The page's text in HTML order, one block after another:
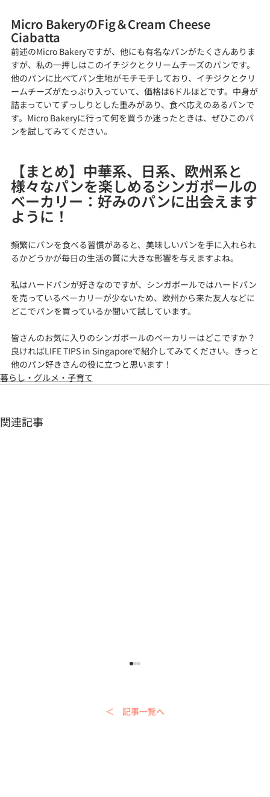
Micro BakeryのFig＆Cream Cheese
Ciabatta
前述のMicro Bakeryですが、他にも有名なパンがたくさんありま
すが、私の一押しはこのイチジクとクリームチーズのパンです。
他のパンに比べてパン生地がモチモチしており、イチジクとクリ
ームチーズがたっぷり入っていて、価格は6ドルほどです。中身が
詰まっていてずっしりとした重みがあり、食べ応えのあるパンで
す。Micro Bakeryに行って何を買うか迷ったときは、ぜひこのパ
ンを試してみてください。
【まとめ】中華系、日系、欧州系と
様々なパンを楽しめるシンガポールの
ベーカリー：好みのパンに出会えます
ように！
頻繁にパンを食べる習慣があると、美味しいパンを手に入れられ
るかどうかが毎日の生活の質に大きな影響を与えますよね。
私はハードパンが好きなのですが、シンガポールではハードパン
を売っているベーカリーが少ないため、欧州から来た友人などに
どこでパンを買っているか聞いて試しています。
皆さんのお気に入りのシンガポールのベーカリーはどこですか？
良ければLIFE TIPS in Singaporeで紹介してみてください。きっと
他のパン好きさんの役に立つと思います！
暮らし・グルメ・子育て
関連記事
＜ 記事一覧へ